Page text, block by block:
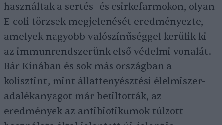
használtak a sertés- és csirkefarmokon, olyan
E-coli törzsek megjelenését eredményezte,
amelyek nagyobb valószínűséggel kerülik ki
az immunrendszerünk első védelmi vonalát.
Bár Kínában és sok más országban a
kolisztint, mint állattenyésztési élelmiszer-
adalékanyagot már betiltották, az
eredmények az antibiotikumok túlzott